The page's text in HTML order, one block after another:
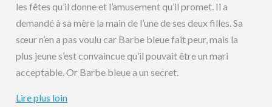
les fêtes qu’il donne et l’amusement qu’il promet. Il a
demandé à sa mère la main de l’une de ses deux filles. Sa
sœur n’en a pas voulu car Barbe bleue fait peur, mais la
plus jeune s’est convaincue qu’il pouvait être un mari
acceptable. Or Barbe bleue a un secret.
Lire plus loin